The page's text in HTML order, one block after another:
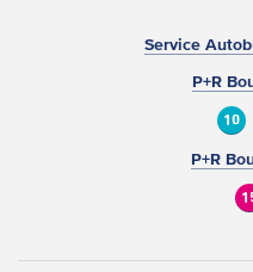
Service
P+R
10
P+R